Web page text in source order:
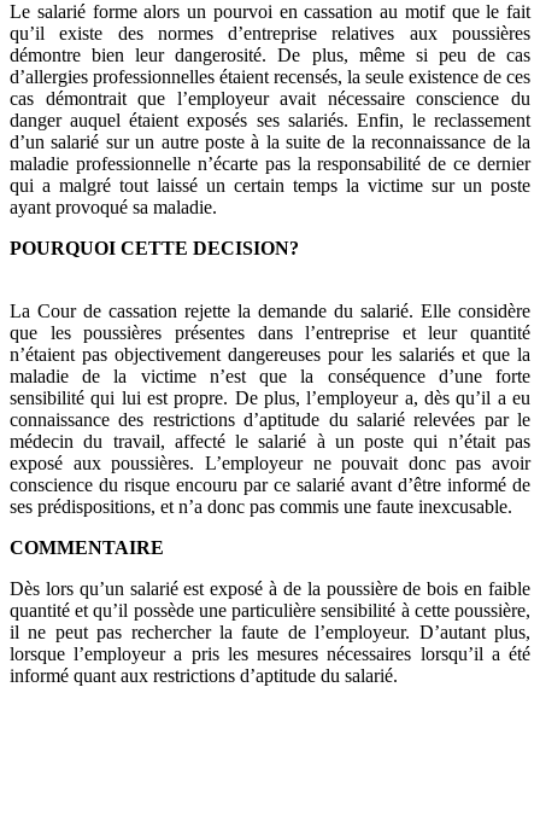
Le salarié forme alors un pourvoi en cassation au motif que le fait
qu’il existe des normes d’entreprise relatives aux poussières
démontre bien leur dangerosité. De plus, même si peu de cas
d’allergies professionnelles étaient recensés, la seule existence de ces
cas démontrait que l’employeur avait nécessaire conscience du
danger auquel étaient exposés ses salariés. Enfin, le reclassement
d’un salarié sur un autre poste à la suite de la reconnaissance de la
maladie professionnelle n’écarte pas la responsabilité de ce dernier
qui a malgré tout laissé un certain temps la victime sur un poste
ayant provoqué sa maladie.
POURQUOI CETTE DECISION?
La Cour de cassation rejette la demande du salarié. Elle considère
que les poussières présentes dans l’entreprise et leur quantité
n’étaient pas objectivement dangereuses pour les salariés et que la
maladie de la victime n’est que la conséquence d’une forte
sensibilité qui lui est propre. De plus, l’employeur a, dès qu’il a eu
connaissance des restrictions d’aptitude du salarié relevées par le
médecin du travail, affecté le salarié à un poste qui n’était pas
exposé aux poussières. L’employeur ne pouvait donc pas avoir
conscience du risque encouru par ce salarié avant d’être informé de
ses prédispositions, et n’a donc pas commis une faute inexcusable.
COMMENTAIRE
Dès lors qu’un salarié est exposé à de la poussière de bois en faible
quantité et qu’il possède une particulière sensibilité à cette poussière,
il ne peut pas rechercher la faute de l’employeur. D’autant plus,
lorsque l’employeur a pris les mesures nécessaires lorsqu’il a été
informé quant aux restrictions d’aptitude du salarié.